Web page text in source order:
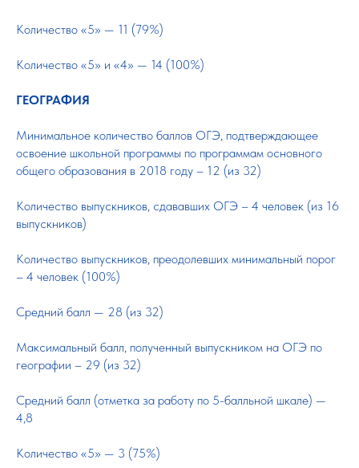
Количество «5» — 11 (79%)
Количество «5» и «4» — 14 (100%)
ГЕОГРАФИЯ
Минимальное количество баллов ОГЭ, подтверждающее
освоение школьной программы по программам основного
общего образования в 2018 году – 12 (из 32)
Количество выпускников, сдававших ОГЭ – 4 человек (из 16
выпускников)
Количество выпускников, преодолевших минимальный порог
– 4 человек (100%)
Средний балл — 28 (из 32)
Максимальный балл, полученный выпускником на ОГЭ по
географии – 29 (из 32)
Средний балл (отметка за работу по 5-балльной шкале) —
4,8
Количество «5» — 3 (75%)